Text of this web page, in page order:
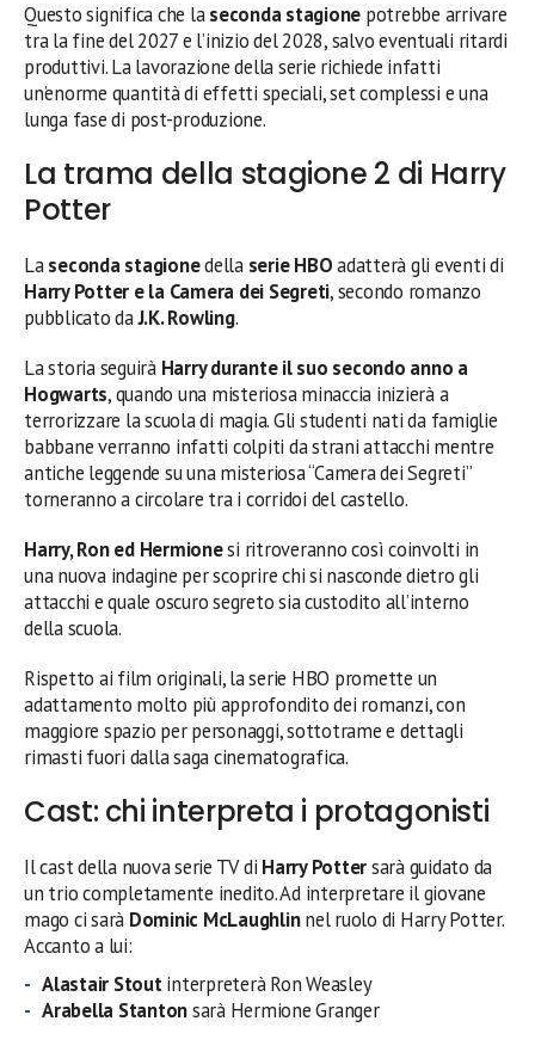
Questo significa che laseconda stagione potrebbe arrivare
tra la fine del 2027 e l’inizio del 2028, salvo eventuali ritardi
produttivi. La lavorazione della serie richiede infatti
un’enorme quantità di effetti speciali, set complessi e una
lunga fase di post-produzione.
La trama della stagione 2 di Harry
Potter
Laseconda stagionedella serie HBOadatterà gli eventi di
Harry Potter e la Camera dei Segreti, secondo romanzo
pubblicato daJ.K. Rowling.
La storia seguirà Harry durante il suo secondo anno a
Hogwarts, quando una misteriosa minaccia inizierà a
terrorizzare la scuola di magia. Gli studenti nati da famiglie
babbane verranno infatti colpiti da strani attacchi mentre
antiche leggende su una misteriosa “Camera dei Segreti”
torneranno a circolare tra i corridoi del castello.
Harry, Ron ed Hermionesi ritroveranno così coinvolti in
una nuova indagine per scoprire chi si nasconde dietro gli
attacchi e quale oscuro segreto sia custodito all’interno
della scuola.
Rispetto ai film originali, la serie HBO promette un
adattamento molto più approfondito dei romanzi, con
maggiore spazio per personaggi, sottotrame e dettagli
rimasti fuori dalla saga cinematografica.
Cast: chi interpreta i protagonisti
Il cast della nuova serie TV di Harry Pottersarà guidato da
un trio completamente inedito. Ad interpretare il giovane
mago ci sarà Dominic McLaughlinnel ruolo di Harry Potter.
Accanto a lui:
Alastair Stoutinterpreterà Ron Weasley
Arabella Stantonsarà Hermione Granger